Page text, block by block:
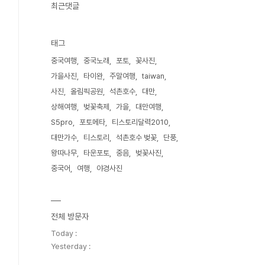
최근댓글
태그
중국여행 중국노래 포토
꽃사진
가을사진
타이완 주말여행
taiwan
사진
올림픽공원 석촌호수
대만
상해여행
벚꽃축제 가을
대만여행
S5pro
포토메타
티스토리달력2010
대만가수
티스토리 석촌호수 벚꽃
단풍
왕따나무
타운포토 중음
벚꽃사진
중국어
여행 야경사진
전체 방문자
Today :
Yesterday :